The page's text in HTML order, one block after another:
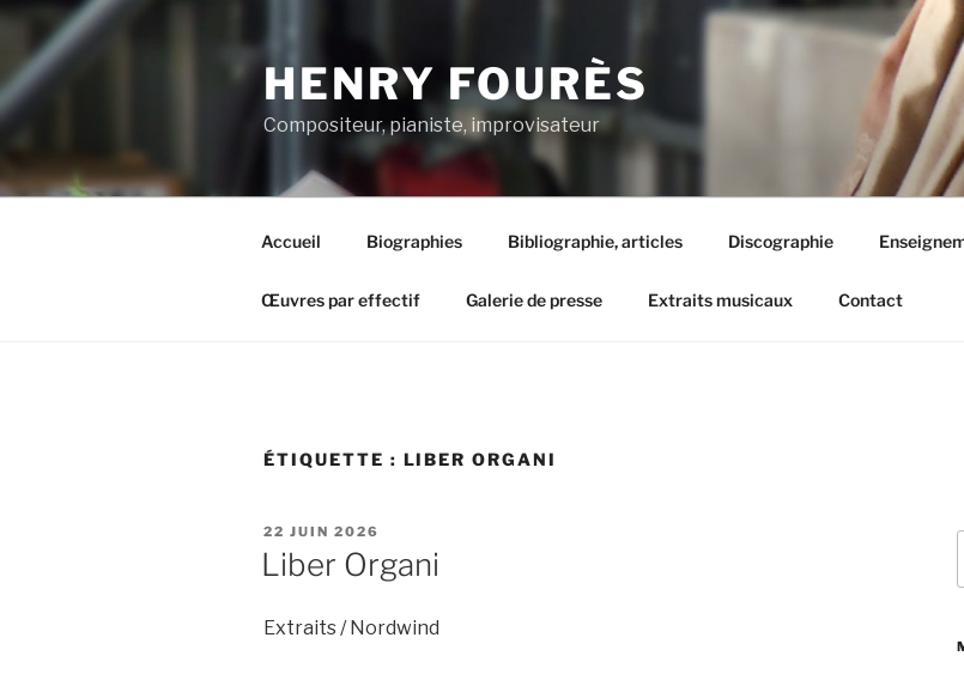
Aller
contenu
principal
HENRY FOURÈS
Compositeur, pianiste, improvisateur
Accueil Biographies Bibliographie, articles Discographie
Œuvres par effectif Galerie de presse Extraits musicaux Contact
ÉTIQUETTE : LIBER ORGANI
PUBLIÉ
LE
22 JUIN 2026
Liber Organi
Extraits / Nordwind
: